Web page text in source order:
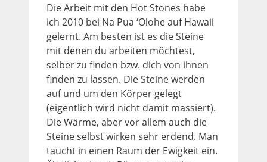
Die Arbeit mit den Hot Stones habe
ich 2010 bei Na Pua ‘Olohe auf Hawaii
gelernt. Am besten ist es die Steine
mit denen du arbeiten möchtest,
selber zu finden bzw. dich von ihnen
finden zu lassen. Die Steine werden
auf und um den Körper gelegt
(eigentlich wird nicht damit massiert).
Die Wärme, aber vor allem auch die
Steine selbst wirken sehr erdend. Man
taucht in einen Raum der Ewigkeit ein.